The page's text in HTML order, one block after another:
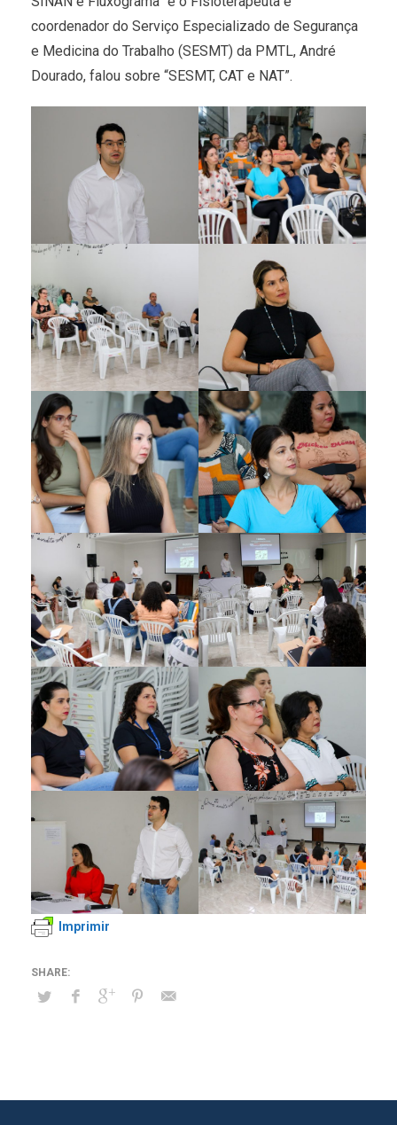
coordenador do Serviço Especializado de Segurança
e Medicina do Trabalho (SESMT) da PMTL, André
Dourado, falou sobre “SESMT, CAT e NAT”.
Imprimir